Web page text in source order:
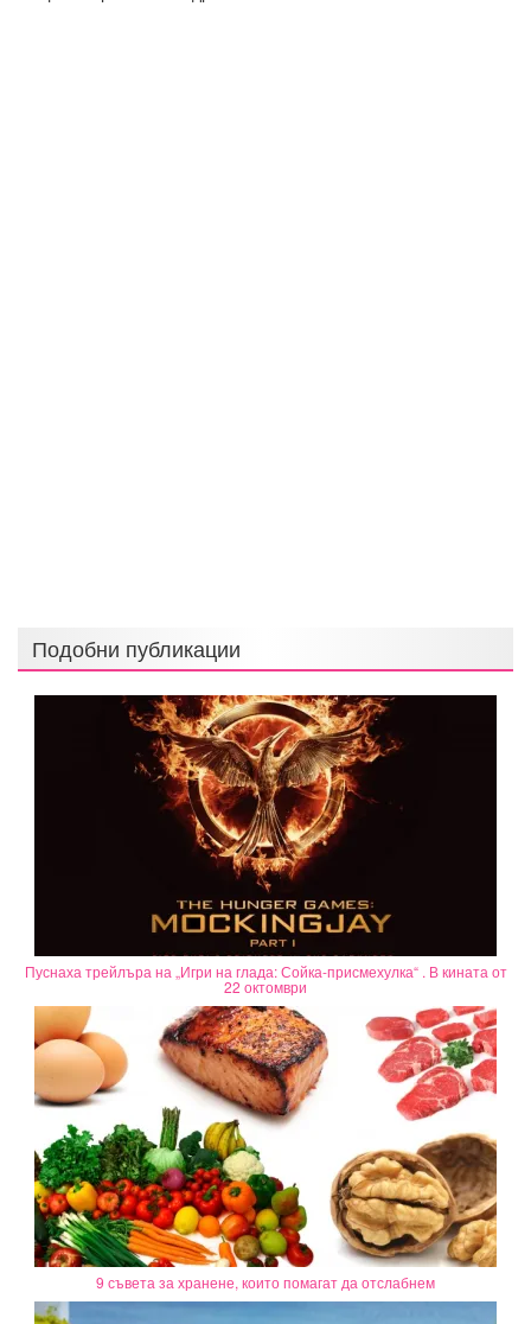
Подобни публикации
Пуснаха трейлъра на „Игри на глада: Сойка-присмехулка“ . В кината от
22 октомври
9 съвета за хранене, които помагат да отслабнем